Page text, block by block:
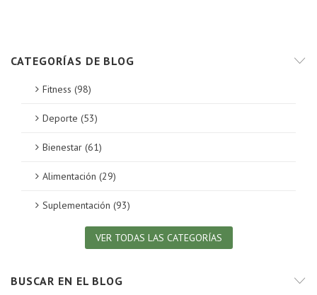
CATEGORÍAS DE BLOG
Fitness (98)
Deporte (53)
Bienestar (61)
Alimentación (29)
Suplementación (93)
VER TODAS LAS CATEGORÍAS
BUSCAR EN EL BLOG